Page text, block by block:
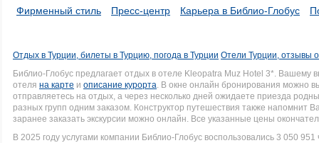
Фирменный стиль Пресс-центр Карьера в Библио-Глобус
Отдых в Турции, билеты в Турцию, погода в Турции Отели Турции, отзывы
Библио-Глобус предлагает отдых в отеле Kleopatra Muz Hotel 3*.
отеля на карте и описание курорта. В окне онлайн бронирования можно
отправляетесь на отдых, а через несколько дней ожидаете приезда
разных групп одним заказом. Конструктор путешествия также
заранее заказать экскурсии можно онлайн. Все указанные цены
В 2025 году услугами компании Библио-Глобус воспользовались 3 050 951